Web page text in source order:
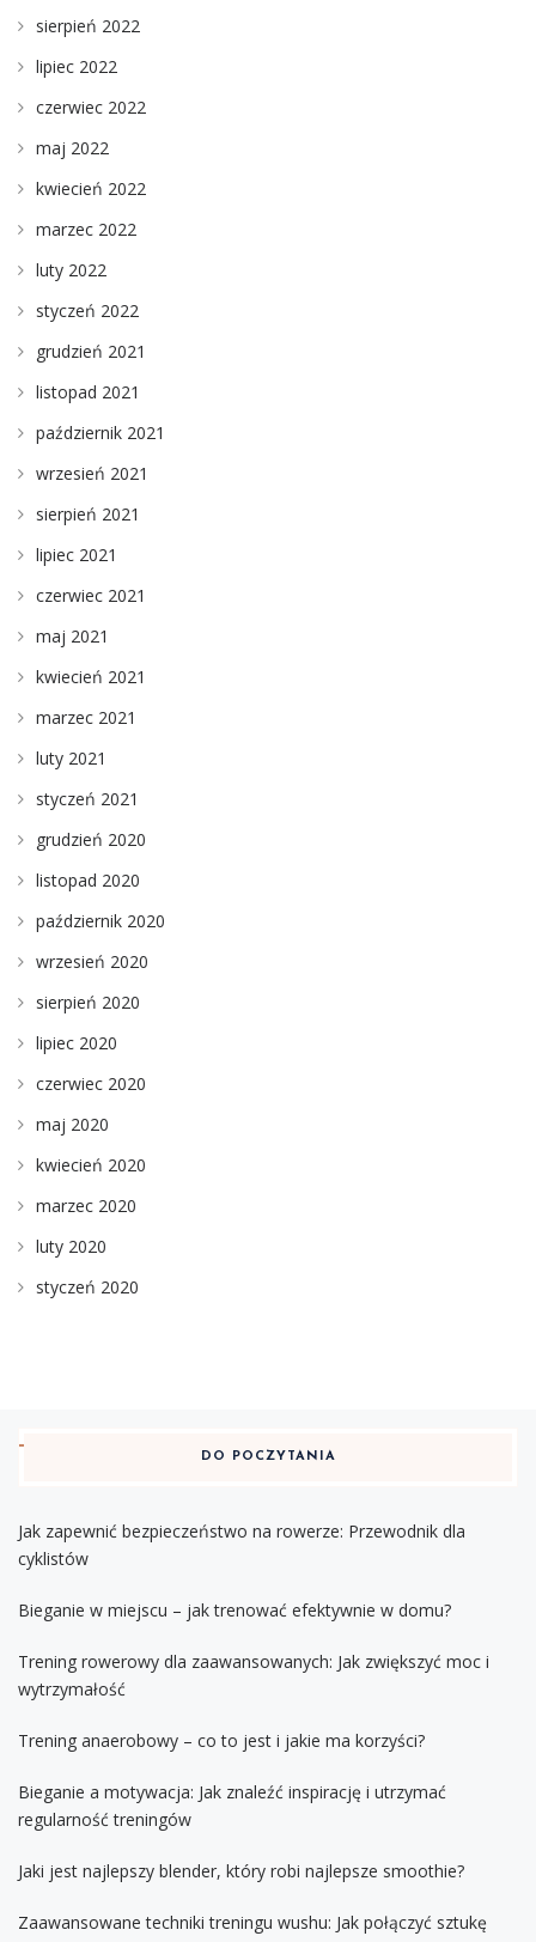
sierpień 2022
lipiec 2022
czerwiec 2022
maj 2022
kwiecień 2022
marzec 2022
luty 2022
styczeń 2022
grudzień 2021
listopad 2021
październik 2021
wrzesień 2021
sierpień 2021
lipiec 2021
czerwiec 2021
maj 2021
kwiecień 2021
marzec 2021
luty 2021
styczeń 2021
grudzień 2020
listopad 2020
październik 2020
wrzesień 2020
sierpień 2020
lipiec 2020
czerwiec 2020
maj 2020
kwiecień 2020
marzec 2020
luty 2020
styczeń 2020
DO POCZYTANIA
Jak zapewnić bezpieczeństwo na rowerze: Przewodnik dla
cyklistów
Bieganie w miejscu – jak trenować efektywnie w domu?
Trening rowerowy dla zaawansowanych: Jak zwiększyć moc i
wytrzymałość
Trening anaerobowy – co to jest i jakie ma korzyści?
Bieganie a motywacja: Jak znaleźć inspirację i utrzymać
regularność treningów
Jaki jest najlepszy blender, który robi najlepsze smoothie?
Zaawansowane techniki treningu wushu: Jak połączyć sztukę